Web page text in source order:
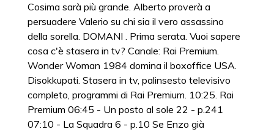
Cosima sarà più grande. Alberto proverà a
persuadere Valerio su chi sia il vero assassino
della sorella. DOMANI . Prima serata. Vuoi sapere
cosa c'è stasera in tv? Canale: Rai Premium.
Wonder Woman 1984 domina il boxoffice USA.
Disokkupati. Stasera in tv, palinsesto televisivo
completo, programmi di Rai Premium. 10:25. Rai
Premium 06:45 - Un posto al sole 22 - p.241
07:10 - La Squadra 6 - p.10 Se Enzo già